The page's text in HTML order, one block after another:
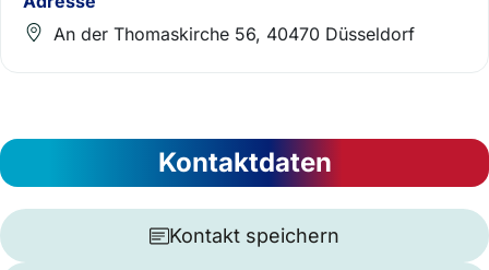
An der Thomaskirche 56, 40470 Düsseldorf
Kontaktdaten
Kontakt speichern